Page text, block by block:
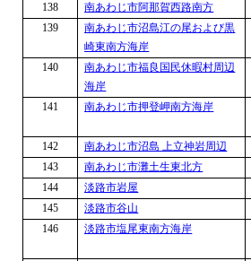
138
南あわじ市阿那賀西路南方
139
南あわじ市沼島江の尾および黒
崎東南方海岸
140
南あわじ市福良国民休暇村周辺
海岸
141
南あわじ市押登岬南方海岸
142
南あわじ市沼島 上立神岩周辺
143
南あわじ市灘土生東北方
144
淡路市岩屋
145
淡路市谷山
146
淡路市塩尾東南方海岸